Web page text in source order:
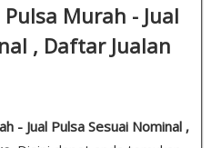
Murah - Jual
, Daftar Jualan
- Jual Pulsa Sesuai Nominal ,